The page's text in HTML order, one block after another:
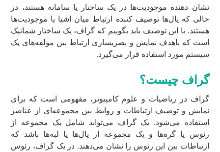
نشان دهنده موجودیت‌ها در یک ساختار یا سامانه هستند، در
حالی که یال‌ها توصیف کننده ارتباط میان اشیا یا موجودیت‌ها
هستند. با این توصیف باید بگوییم که گراف، یک ساختار شماتیک
است که باهدف نمایش و بصریسازی ارتباط بین مولفه‌های یک
سیستم مورد استفاده قرار می‌گیرد.
گراف چیست؟
گراف در ریاضیات و علوم کامپیوتر، مفهومی است که برای
نمایش و توصیف ارتباطات و روابط بین مجموعه‌ای از عناصر
استفاده می‌شود. یک گراف می‌تواند شامل یک مجموعه از
رئوس یا گره‌ها و یک مجموعه از یال‌ها یا لبه‌ها باشد که
ارتباطات بین این رئوس را نشان می‌دهند. در یک گراف، رئوس